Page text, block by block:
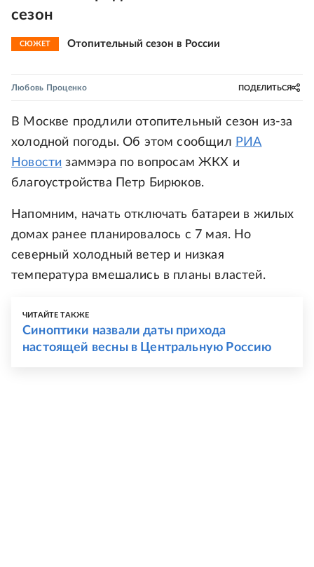
сезон
СЮЖЕТ Отопительный сезон в России
Любовь Проценко ПОДЕЛИТЬСЯ
В Москве продлили отопительный сезон из-за
холодной погоды. Об этом сообщил РИА
Новости заммэра по вопросам ЖКХ и
благоустройства Петр Бирюков.
Напомним, начать отключать батареи в жилых
домах ранее планировалось с 7 мая. Но
северный холодный ветер и низкая
температура вмешались в планы властей.
ЧИТАЙТЕ ТАКЖЕ
Синоптики назвали даты прихода
настоящей весны в Центральную Россию